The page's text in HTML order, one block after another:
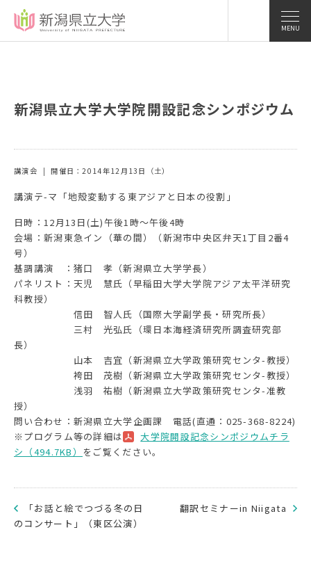
MENU
新潟県立大学大学院開設記念シンポジウム
講演会 開催日：2014年12月13日（土）
講演テ-マ「地殻変動する東アジアと日本の役割」
日時：12月13日(土)午後1時〜午後4時
会場：新潟東急イン（華の間）（新潟市中央区弁天1丁目2番4
号）
基調講演 ：猪口 孝（新潟県立大学学長）
パネリスト：天児 慧氏（早稲田大学大学院アジア太平洋研究
科教授）
信田 智人氏（国際大学副学長・研究所長）
三村 光弘氏（環日本海経済研究所調査研究部
長）
山本 吉宜（新潟県立大学政策研究センタ-教授）
袴田 茂樹（新潟県立大学政策研究センタ-教授）
浅羽 祐樹（新潟県立大学政策研究センタ-准教
授）
問い合わせ：新潟県立大学企画課 電話(直通：025-368-8224)
※プログラム等の詳細は
大学院開設記念シンポジウムチラ
シ（494.7KB）
をご覧ください。
「お話と絵でつづる冬の日
のコンサート」（東区公演）
翻訳セミナーin Niigata